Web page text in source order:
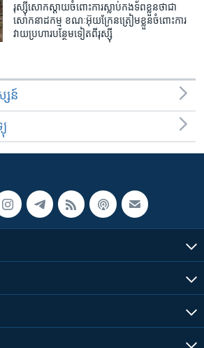
រុស្ស៊ី​សោកស្តាយ​ចំពោះ​ការ​ស្លាប់​កងទ័ព​ខ្លួន​​ថា​ជា​
សោកនាដកម្ម​​ ខណៈ​អ៊ុយក្រែន​ត្រៀម​ខ្លួន​​ចំពោះ​ការ
វាយប្រហារ​បន្ថែម​ទៀត​ពី​រុស្ស៊ី
សន៍